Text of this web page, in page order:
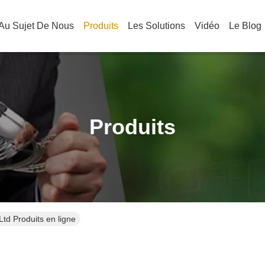
Sujet De Nous Produits Les Solutions Vidéo Le Blog
Produits
Produits en ligne